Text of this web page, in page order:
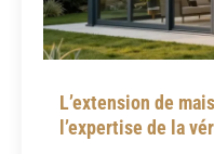
L’extension de
l’expertise de la